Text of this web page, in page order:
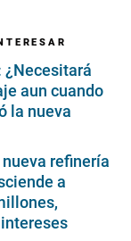
¿Necesitará
aun cuando
la nueva
refinería
a